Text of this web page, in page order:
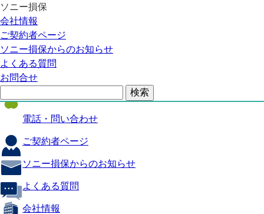
ソニー損保
会社情報
ご契約者ページ
ソニー損保からのお知らせ
よくある質問
お問合せ
自動車保険
医療保険
火災保険
海外旅行保険
電話・問い合わせ
ご契約者ページ
ソニー損保からのお知らせ
よくある質問
会社情報